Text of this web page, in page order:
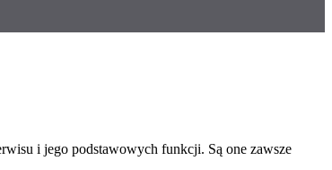
i jego podstawowych funkcji. Są one zawsze